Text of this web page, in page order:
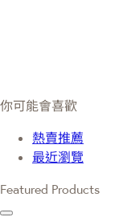
你可能會喜歡
熱賣推薦
最近瀏覽
Featured Products